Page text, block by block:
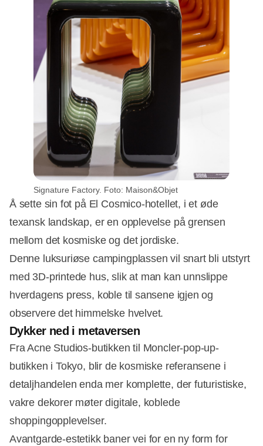
Signature Factory. Foto: Maison&Objet
Å sette sin fot på El Cosmico-hotellet, i et øde
texansk landskap, er en opplevelse på grensen
mellom det kosmiske og det jordiske.
Denne luksuriøse campingplassen vil snart bli utstyrt
med 3D-printede hus, slik at man kan unnslippe
hverdagens press, koble til sansene igjen og
observere det himmelske hvelvet.
Dykker ned i metaversen
Fra Acne Studios-butikken til Moncler-pop-up-
butikken i Tokyo, blir de kosmiske referansene i
detaljhandelen enda mer komplette, der futuristiske,
vakre dekorer møter digitale, koblede
shoppingopplevelser.
Avantgarde-estetikk baner vei for en ny form for